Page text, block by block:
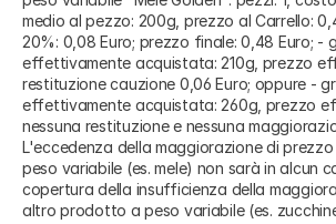
medio al pezzo: 200g, prezzo al Carrello:
20%: 0,08 Euro; prezzo finale: 0,48 Euro; -
effettivamente acquistata: 210g, prezzo
restituzione cauzione 0,06 Euro; oppure -
effettivamente acquistata: 260g, prezzo
nessuna restituzione e nessuna
L'eccedenza della maggiorazione di
peso variabile (es. mele) non sarà in alcun
copertura della insufficienza della
altro prodotto a peso variabile (es.